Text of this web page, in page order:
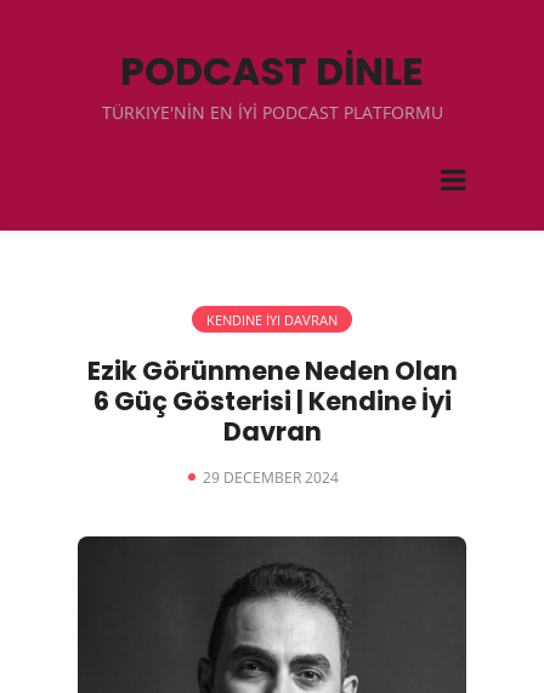
PODCAST DİNLE
TÜRKIYE'NİN EN İYİ PODCAST PLATFORMU
KENDINE İYI DAVRAN
Ezik Görünmene Neden Olan
6 Güç Gösterisi | Kendine İyi
Davran
29 DECEMBER 2024